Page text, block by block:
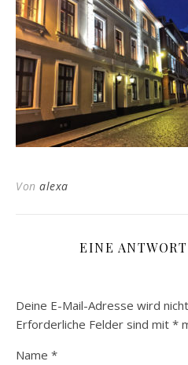
Von alexa
EINE
Deine E-Mail-Adresse wird
Erforderliche Felder sind mit *
Name *